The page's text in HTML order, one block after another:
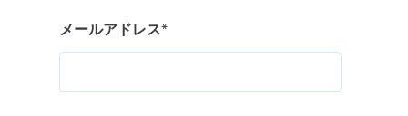
メールアドレス*